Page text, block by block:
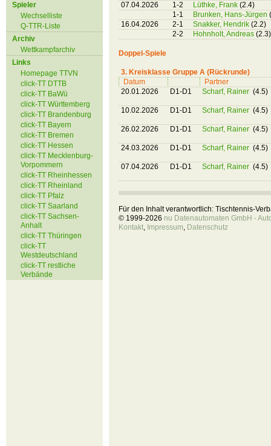
Spieler
Wechselliste
Q-TTR-Liste
Archiv
Wettkampfarchiv
Links
Homepage TTVN
click-TT DTTB
click-TT BaWü
click-TT Württemberg
click-TT Brandenburg
click-TT Bayern
click-TT Bremen
click-TT Hessen
click-TT Mecklenburg-
Vorpommern
click-TT Rheinhessen
click-TT Rheinland
click-TT Pfalz
click-TT Saarland
click-TT Sachsen-
Anhalt
click-TT Thüringen
click-TT
Westdeutschland
click-TT restliche
Verbände
07.04.2026
1-2 Lüthke, Frank (2.4)
1-1
Brunken, Hans-Jürgen
16.04.2026
2-1 Snakker, Hendrik (2.2)
2-2
Hohnholt, Andreas (2.3)
Doppel-Spiele
3. Kreisklasse Gruppe A (Rückrunde)
Datum
Partner
20.01.2026
D1-D1 Scharf, Rainer (4.5)
10.02.2026 D1-D1 Scharf, Rainer (4.5)
26.02.2026 D1-D1 Scharf, Rainer (4.5)
24.03.2026 D1-D1 Scharf, Rainer (4.5)
07.04.2026 D1-D1 Scharf, Rainer (4.5)
Für den Inhalt verantwortlich: Tischtennis-
© 1999-2026 nu Datenautomaten GmbH -
Kontakt, Impressum, Datenschutz